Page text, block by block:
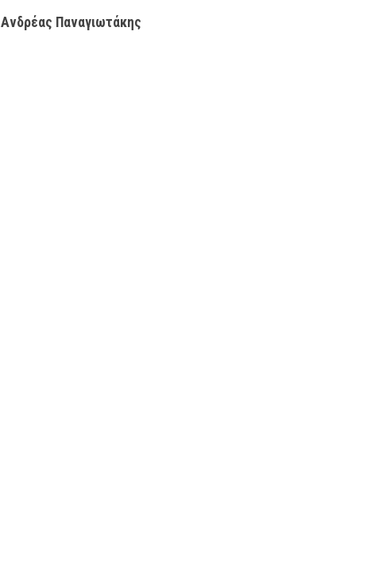
Ανδρέας Παναγιωτάκης